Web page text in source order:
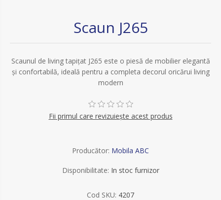
Scaun J265
Scaunul de living tapițat J265 este o piesă de mobilier elegantă
și confortabilă, ideală pentru a completa decorul oricărui living
modern
Fii primul care revizuiește acest produs
Producător: Mobila ABC
Disponibilitate: In stoc furnizor
Cod SKU: 4207